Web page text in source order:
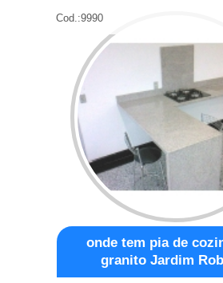
Cod.:9990
onde tem pia de
granito Jardim